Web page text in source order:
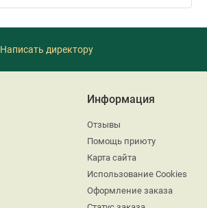
Написать директору
Информация
Отзывы
Помощь приюту
Карта сайта
Использование Cookies
Оформление заказа